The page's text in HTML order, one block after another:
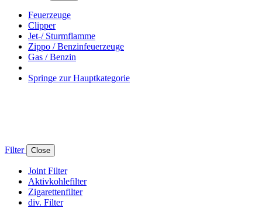
Feuerzeuge
Clipper
Jet-/ Sturmflamme
Zippo / Benzinfeuerzeuge
Gas / Benzin
Springe zur Hauptkategorie
Filter Close
Joint Filter
Aktivkohlefilter
Zigarettenfilter
div. Filter